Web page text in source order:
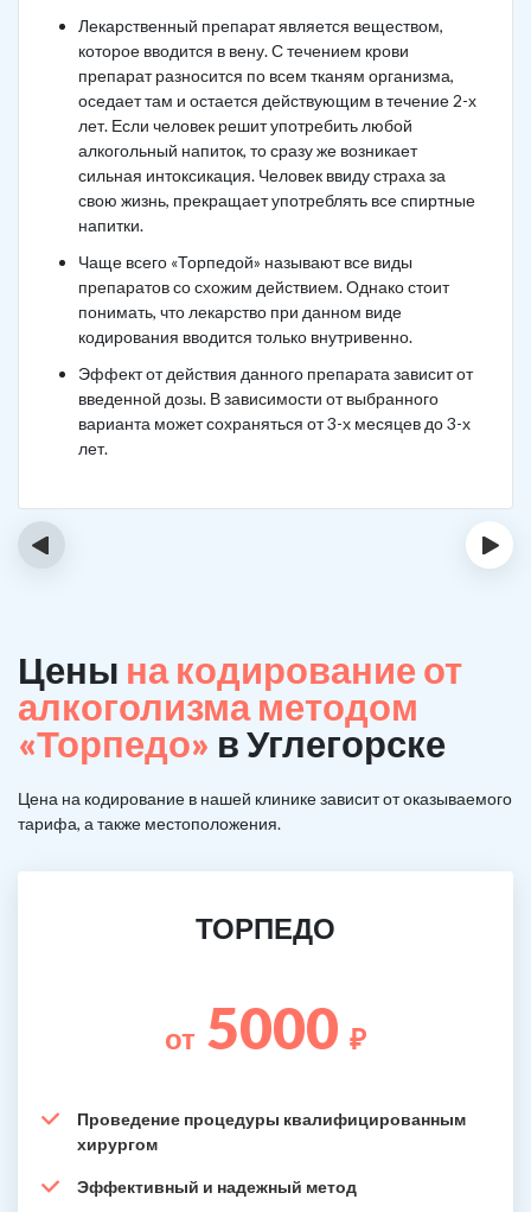
Лекарственный препарат является веществом,
которое вводится в вену. С течением крови
препарат разносится по всем тканям организма,
оседает там и остается действующим в течение 2-х
лет. Если человек решит употребить любой
алкогольный напиток, то сразу же возникает
сильная интоксикация. Человек ввиду страха за
свою жизнь, прекращает употреблять все спиртные
напитки.
Чаще всего «Торпедой» называют все виды
препаратов со схожим действием. Однако стоит
понимать, что лекарство при данном виде
кодирования вводится только внутривенно.
Эффект от действия данного препарата зависит от
введенной дозы. В зависимости от выбранного
варианта может сохраняться от 3-х месяцев до 3-х
лет.
‹ ›
Цены на кодирование от
алкоголизма методом
«Торпедо» в Углегорске
Цена на кодирование в нашей клинике зависит от оказываемого
тарифа, а также местоположения.
ТОРПЕДО
от 5000 ₽
Проведение процедуры квалифицированным
хирургом
Эффективный и надежный метод